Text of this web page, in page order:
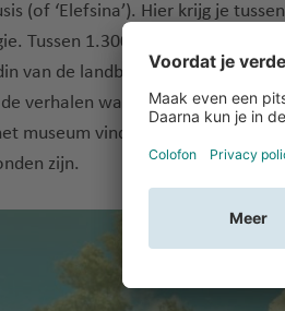
(of ‘Elefsina’). Hier krijg je
Tussen 1.300 voor en 400 jaar
van de landbouw,
verhalen was zij het namelijk
museum vind je vazen, beelden
zijn.